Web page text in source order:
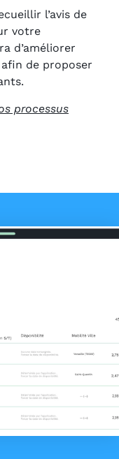
l’avis de
votre
d’améliorer
de proposer
processus